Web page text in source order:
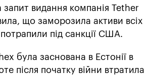
запит видання компанія Tether
що заморозила активи всіх
потрапили під санкції США.
була заснована в Естонії в
після початку війни втратила